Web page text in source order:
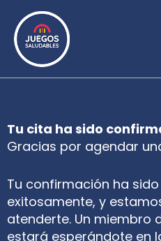
contenido
Tu cita ha sido
Gracias por agendar
Tu confirmación ha
exitosamente, y
atenderte. Un miembro
estará esperándote en